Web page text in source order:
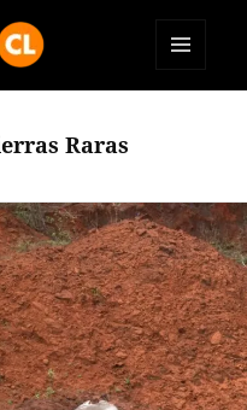
Raras